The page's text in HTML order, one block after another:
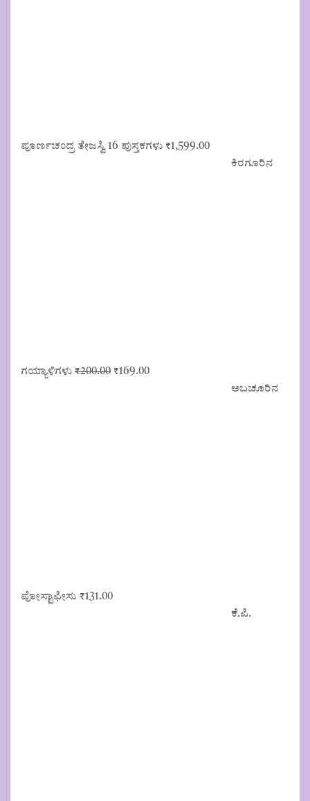
ಪೂರ್ಣಚಂದ್ರ ತೇಜಸ್ವಿ 16 ಪುಸ್ತಕಗಳು ₹1,599.00
ಕಿರಗೂರಿನ
ಗಯ್ಯಾಳಿಗಳು ₹200.00 Original
₹169.00Current
ಅಬಚೂರಿನ
ಪೋಸ್ಟಾಫೀಸು ₹131.00
ಕೆ.ಪಿ.